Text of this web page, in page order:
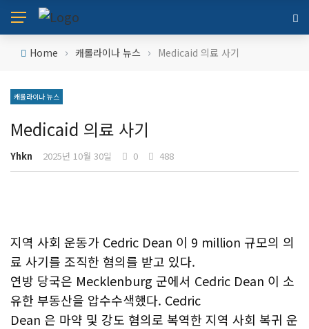
Home › 캐롤라이나 뉴스 › Medicaid 의료 사기
캐롤라이나 뉴스
Medicaid 의료 사기
Yhkn 2025년 10월 30일 0 488
지역 사회 운동가 Cedric Dean 이 9 million 규모의 의
료 사기를 조직한 혐의를 받고 있다.
연방 당국은 Mecklenburg 군에서 Cedric Dean 이 소
유한 부동산을 압수수색했다. Cedric
Dean 은 마약 및 강도 혐의로 복역한 지역 사회 복귀 운